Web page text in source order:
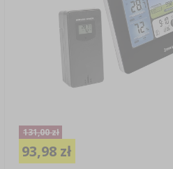
131,00 zł
93,98 zł